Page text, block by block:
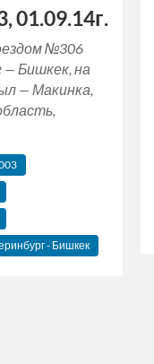
01.09.14г.
№306
Бишкек, на
— Макинка,
- Бишкек